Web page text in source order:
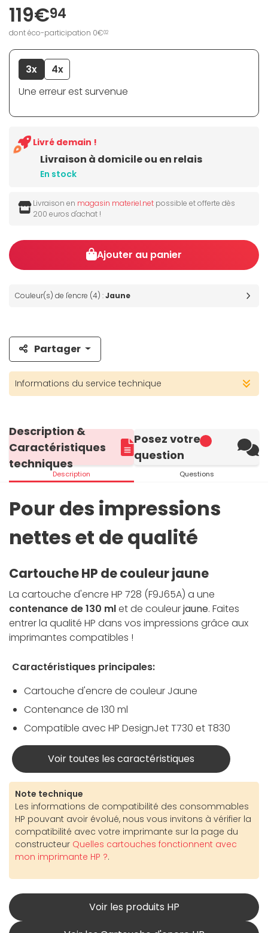
119€94
dont éco-participation 0€02
3x
4x
Une erreur est survenue
Livraison à domicile ou en relais
En stock
Livré demain !
Livraison en magasin materiel.net possible et offerte dès
200 euros d'achat !
Ajouter au panier
Couleur(s) de l'encre (4) :Jaune
Partager
Informations du service technique
Description &
Caractéristiques
techniques
Description
Posez votre
question
Questions
Pour des impressions
nettes et de qualité
Cartouche HP de couleur jaune
La cartouche d'encre HP 728 (F9J65A) a une
contenance de 130 mlet de couleurjaune. Faites
entrer la qualité HP dans vos impressions grâce aux
imprimantes compatibles !
Caractéristiques principales:
Cartouche d'encre de couleur Jaune
Contenance de 130 ml
Compatible avec HP DesignJet T730 et T830
Voir toutes les caractéristiques
Note technique
Les informations de compatibilité des consommables
HP pouvant avoir évolué, nous vous invitons à vérifier la
compatibilité avec votre imprimante sur la page du
constructeur Quelles cartouches fonctionnent avec
mon imprimante HP ?.
Voir les produits HP